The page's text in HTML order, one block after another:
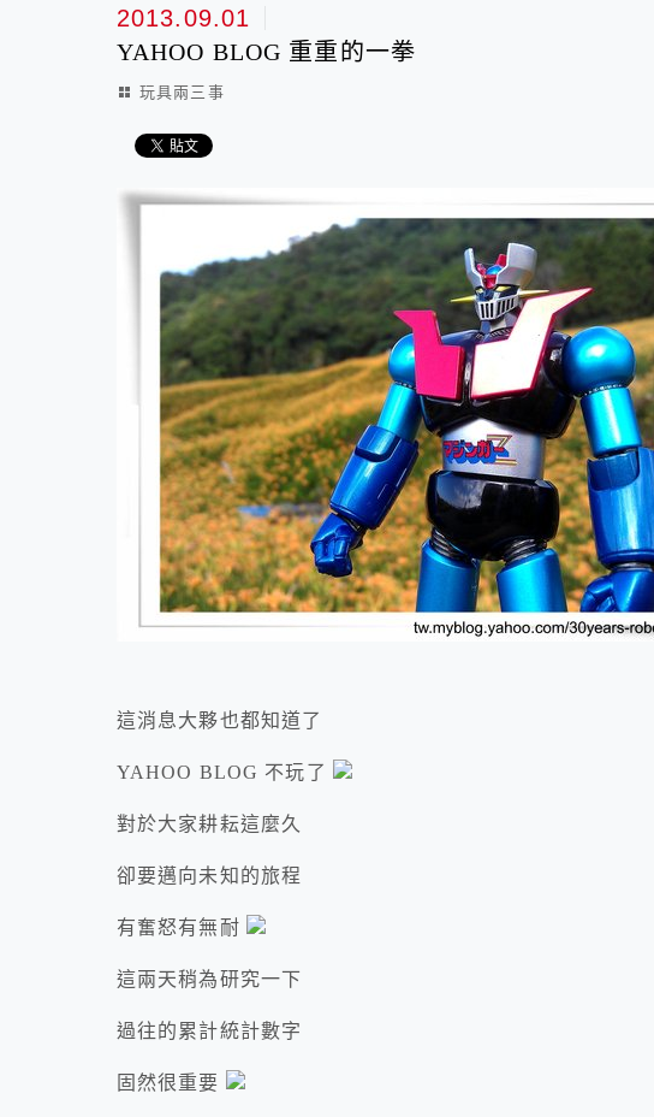
2013.09.01
YAHOO BLOG 重重的一拳
玩具兩三事
這消息大夥也都知道了
YAHOO BLOG 不玩了
對於大家耕耘這麼久
卻要邁向未知的旅程
有奮怒有無耐
這兩天稍為研究一下
過往的累計統計數字
固然很重要